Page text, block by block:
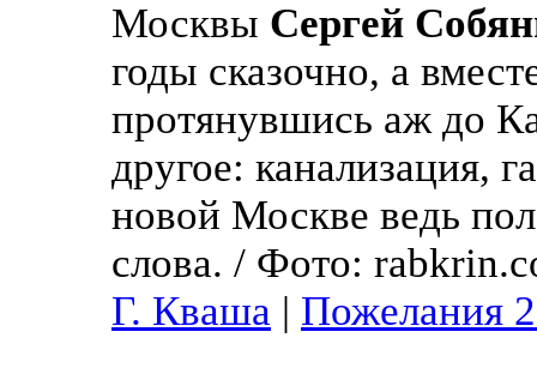
Москвы Сергей
годы сказочно, а
протянувшись аж до
другое: канализация,
новой Москве ведь
слова. / Фото:
Г. Кваша | Пожелания